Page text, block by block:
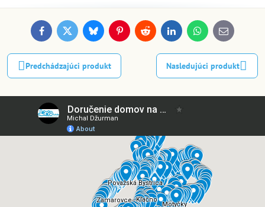
FacebookTwitterBlueskyPinterestReddit LinkedInWhatsApp
E-
mail
Predchádzajúci produkt Nasledujúci produkt